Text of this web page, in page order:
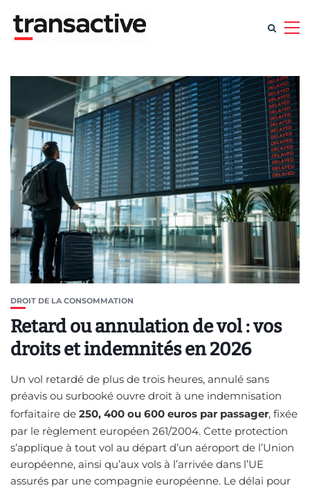
DROIT DE LA CONSOMMATION
Retard ou annulation de vol : vos
droits et indemnités en 2026
Un vol retardé de plus de trois heures, annulé sans
préavis ou surbooké ouvre droit à une indemnisation
forfaitaire de 250, 400 ou 600 euros par passager, fixée
par le règlement européen 261/2004. Cette protection
s’applique à tout vol au départ d’un aéroport de l’Union
européenne, ainsi qu’aux vols à l’arrivée dans l’UE
assurés par une compagnie européenne. Le délai pour